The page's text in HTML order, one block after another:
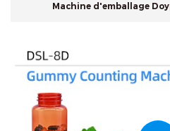
Machine d'emballage